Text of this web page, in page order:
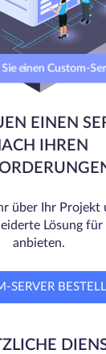
Sie einen Custom-
EINEN
IHREN
über Ihr
Lösung
anbieten.
SERVER